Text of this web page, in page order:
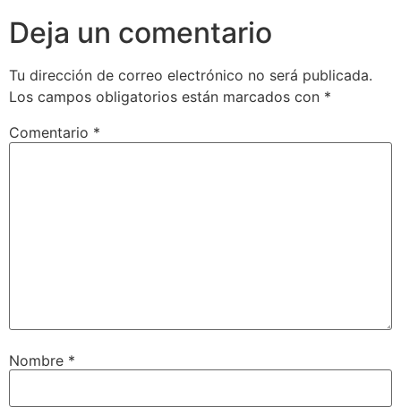
Deja un comentario
Tu dirección de correo electrónico no será publicada.
Los campos obligatorios están marcados con *
Comentario *
Nombre *